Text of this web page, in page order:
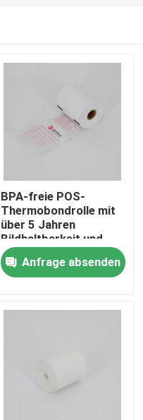
BPA-freie POS-
Thermobondrolle mit
über 5 Jahren
Bildhaltbarkeit und
ölbeständigen
Eigenschaften
Anfrage absenden